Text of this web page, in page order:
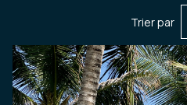
Trier par